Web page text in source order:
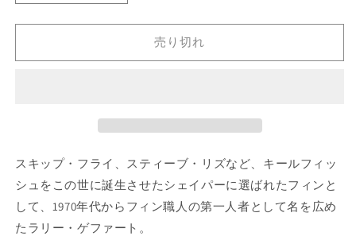
Gephart
Geppy
6&#39;6&quot;
ら
す
Gephart
Geppy
6&#39;6&quot;
量
を
や
す
売り切れ
スキップ・フライ、スティーブ・リズなど、キールフィッ
シュをこの世に誕生させたシェイパーに選ばれたフィンと
して、1970年代からフィン職人の第一人者として名を広め
たラリー・ゲファート。